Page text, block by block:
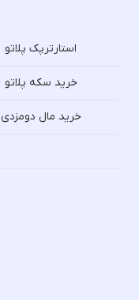
استارترپک پلاتو
خرید سکه پلاتو
خرید مال دومزدی